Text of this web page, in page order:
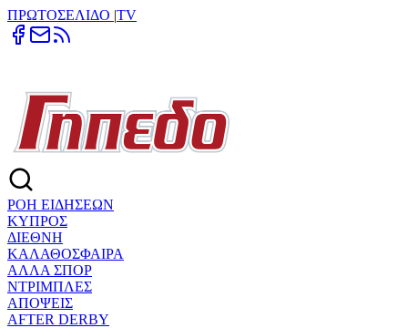
ΠΡΩΤΟΣΕΛΙΔΟ |TV
ΡΟΗ ΕΙΔΗΣΕΩΝ
ΚΥΠΡΟΣ
ΔΙΕΘΝΗ
ΚΑΛΑΘΟΣΦΑΙΡΑ
ΑΛΛΑ ΣΠΟΡ
ΝΤΡΙΜΠΛΕΣ
ΑΠΟΨΕΙΣ
AFTER DERBY